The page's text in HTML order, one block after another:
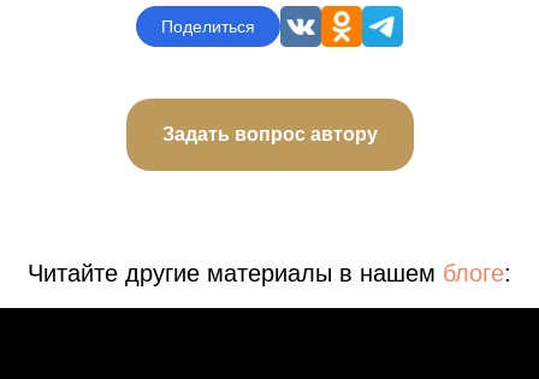
Поделиться
Задать вопрос автору
Читайте другие материалы в нашем блоге: